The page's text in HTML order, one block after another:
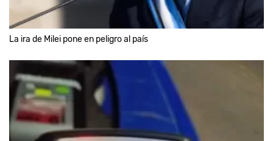
La ira de Milei pone en peligro al país